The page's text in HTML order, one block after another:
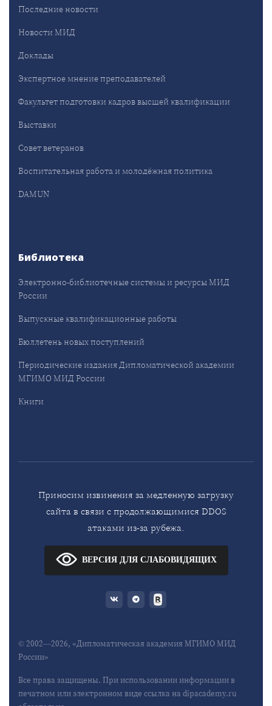
Последние новости
Новости МИД
Доклады
Экспертное мнение преподавателей
Факультет подготовки кадров высшей квалификации
Выставки
Совет ветеранов
Воспитательная работа и молодёжная политика
DAMUN
Библиотека
Электронно-библиотечные системы и ресурсы МИД
России
Выпускные квалификационные работы
Бюллетень новых поступлений
Периодические издания Дипломатической академии
МГИМО МИД России
Книги
Приносим извинения за медленную загрузку
сайта в связи с продолжающимися DDOS
атаками из-за рубежа.
ВЕРСИЯ ДЛЯ СЛАБОВИДЯЩИХ
© 2002—2026, «Дипломатическая академия МГИМО МИД
России»
Все права защищены. При использовании информации в
печатном или электронном виде ссылка на dipacademy.ru